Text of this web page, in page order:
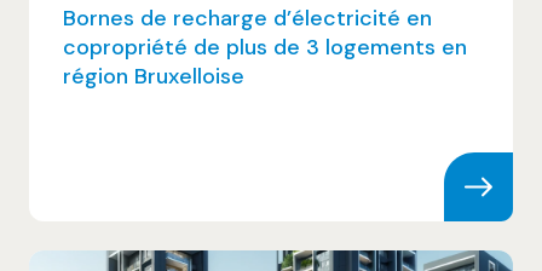
Bornes de recharge d’électricité en
copropriété de plus de 3 logements en
région Bruxelloise